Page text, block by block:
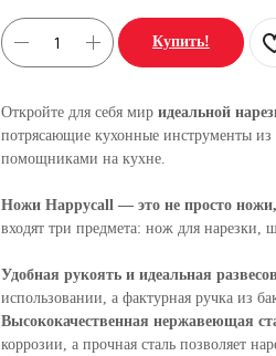
Купить!
Откройте для себя мир идеальной
потрясающие кухонные инструменты
помощниками на кухне.
Ножи Happycall — это не просто
входят три предмета: нож для
Удобная рукоять и идеальная
использовании, а фактурная ручка из
Высококачественная нержавеющая
коррозии, а прочная сталь позволяет